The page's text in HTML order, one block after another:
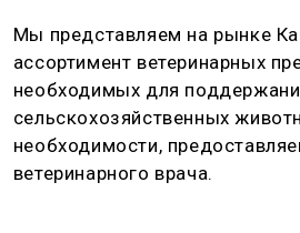
Мы представляем на рынке
ассортимент ветеринарных
необходимых для
сельскохозяйственных
необходимости,
ветеринарного врача.